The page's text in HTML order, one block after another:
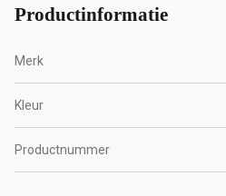
Productinformatie
Merk
Kleur
Productnummer